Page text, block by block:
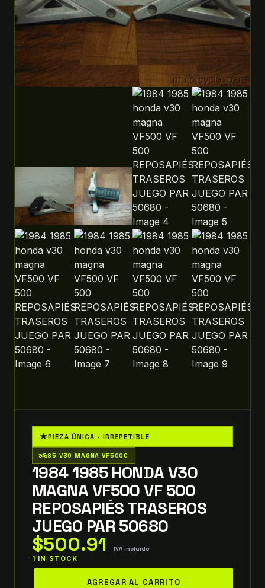
★PIEZA ÚNICA · IRREPETIBLE
two_wheeler85 V30 MAGNA VF500C
1984 1985 HONDA V30
MAGNA VF500 VF 500
REPOSAPIÉS TRASEROS
JUEGO PAR 50680
$500.91 IVA incluido
1 IN STOCK
AGREGAR AL CARRITO